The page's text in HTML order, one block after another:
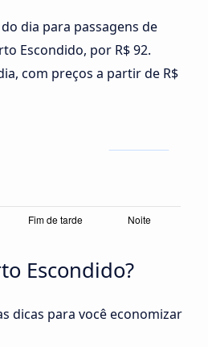
dia para passagens de
Escondido, por R$ 92.
com preços a partir de R$
Escondido?
dicas para você economizar